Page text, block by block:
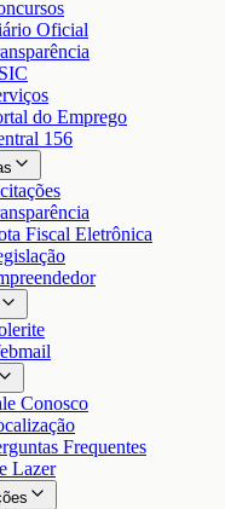
Oficial
do Emprego
156
Fiscal Eletrônica
Conosco
Frequentes
Lazer